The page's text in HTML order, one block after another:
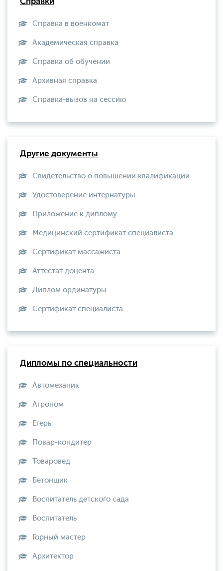
Справки
Справка в военкомат
Академическая справка
Справка об обучении
Архивная справка
Справка-вызов на сессию
Другие документы
Свидетельство о повышении квалификации
Удостоверение интернатуры
Приложение к диплому
Медицинский сертификат специалиста
Сертификат массажиста
Аттестат доцента
Диплом ординатуры
Сертификат специалиста
Дипломы по специальности
Автомеханик
Агроном
Егерь
Повар-кондитер
Товаровед
Бетонщик
Воспитатель детского сада
Воспитатель
Горный мастер
Архитектор